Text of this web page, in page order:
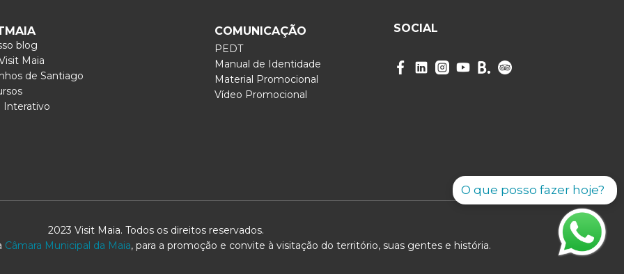
O que posso fazer hoje?
blog
Maia
de Santiago
Interativo
COMUNICAÇÃO
PEDT
Manual de Identidade
Material Promocional
Vídeo Promocional
SOCIAL
2023 Visit Maia. Todos os direitos reservados.
Câmara Municipal da Maia, para a promoção e convite à visitação do território, suas gentes e história.